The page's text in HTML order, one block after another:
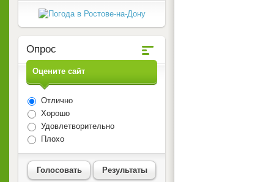
Опрос
Оцените сайт
Отлично
Хорошо
Удовлетворительно
Плохо
Голосовать Результаты